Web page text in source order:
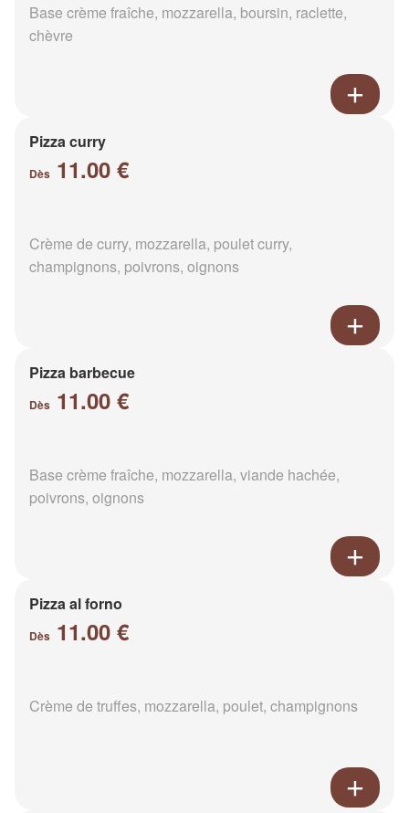
Base crème fraîche, mozzarella, boursin, raclette,
chèvre
Pizza curry
Dès 11.00 €
Crème de curry, mozzarella, poulet curry,
champignons, poivrons, oignons
Pizza barbecue
Dès 11.00 €
Base crème fraîche, mozzarella, viande hachée,
poivrons, oignons
Pizza al forno
Dès 11.00 €
Crème de truffes, mozzarella, poulet, champignons